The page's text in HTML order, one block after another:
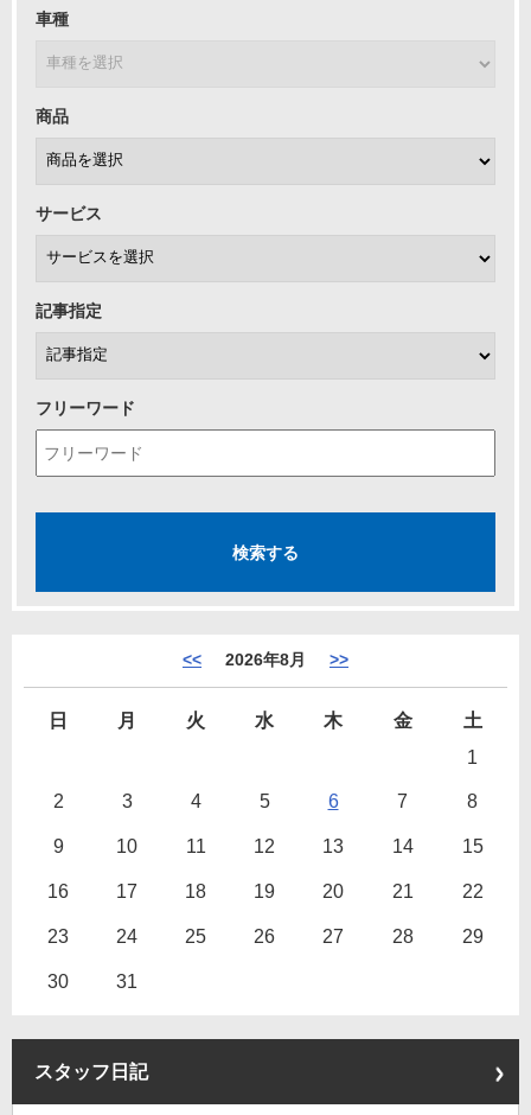
車種
商品
サービス
記事指定
フリーワード
<< 2026年8月 >>
日 月 火 水 木 金
土
1
2 3 4 5 6 7 8
9 10 11 12 13 14 15
16 17 18 19 20 21 22
23 24 25 26 27 28 29
30 31
スタッフ日記